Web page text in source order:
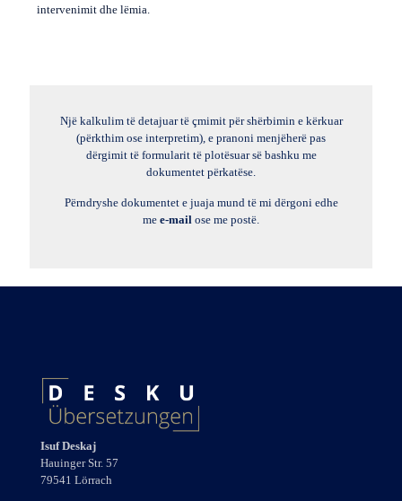
intervenimit dhe lëmia.
Një kalkulim të detajuar të çmimit për shërbimin e kërkuar
(përkthim ose interpretim), e pranoni menjëherë pas
dërgimit të formularit të plotësuar së bashku me
dokumentet përkatëse.
Përndryshe dokumentet e juaja mund të mi dërgoni edhe
me e-mail ose me postë.
Isuf Deskaj
Hauinger Str. 57
79541 Lörrach